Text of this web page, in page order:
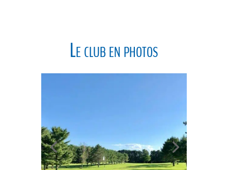
Le club en photos